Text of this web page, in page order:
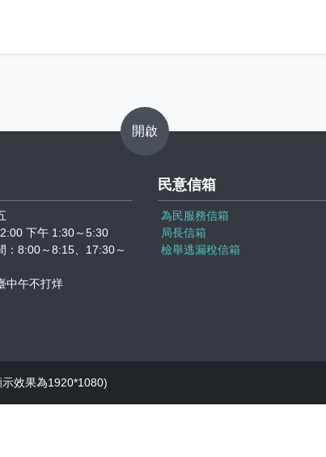
開啟
下午 1:30～5:30
：8:00～8:15、17:30～
中午不打烊
民意信箱
為民服務信箱
局長信箱
檢舉逃漏稅信箱
效果為1920*1080)